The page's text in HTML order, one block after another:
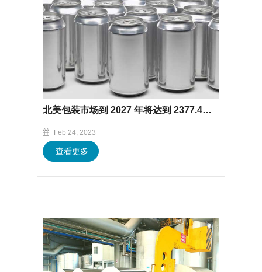
北美包装市场到 2027 年将达到 2377.4 亿美元
Feb 24, 2023
查看更多